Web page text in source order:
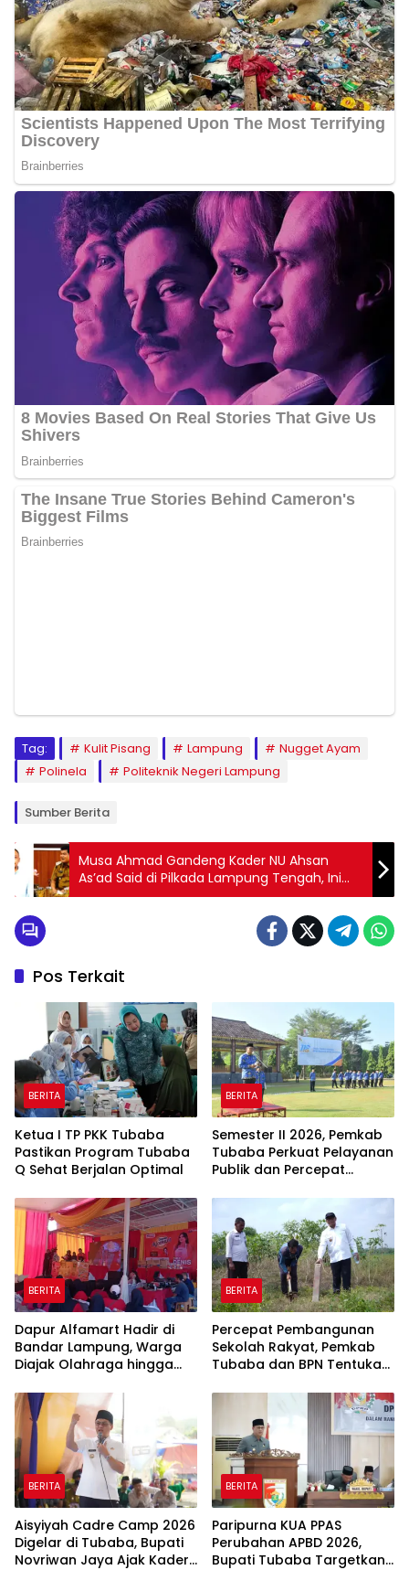
Tag: Kulit Pisang Lampung
Nugget Ayam
Polinela
Politeknik Negeri Lampung
Sumber Berita
Musa Ahmad Gandeng Kader NU Ahsan
As’ad Said di Pilkada Lampung Tengah, Ini
Profilnya
Pos Terkait
BERITA
Ketua I TP PKK Tubaba
Pastikan Program Tubaba
Q Sehat Berjalan Optimal
BERITA
Semester II 2026, Pemkab
Tubaba Perkuat Pelayanan
Publik dan Percepat
BERITA
Dapur Alfamart Hadir di
Bandar Lampung, Warga
Diajak Olahraga hingga
BERITA
Percepat Pembangunan
Sekolah Rakyat, Pemkab
Tubaba dan BPN Tentukan
BERITA
Aisyiyah Cadre Camp 2026
Digelar di Tubaba, Bupati
Novriwan Jaya Ajak Kader
BERITA
Paripurna KUA PPAS
Perubahan APBD 2026,
Bupati Tubaba Targetkan